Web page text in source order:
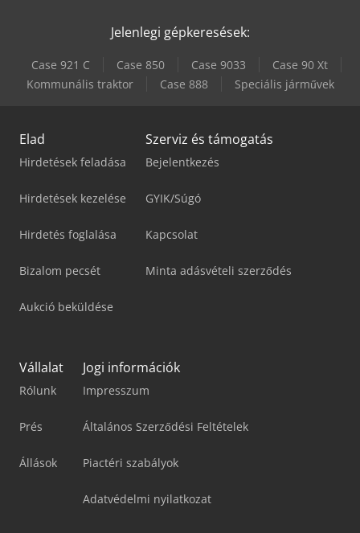
Jelenlegi gépkeresések:
Case 921 C Case 850 Case 9033
Case 90 Xt
Kommunális traktor
Case 888 Speciális járművek
Elad
Hirdetések feladása
Hirdetések kezelése
Hirdetés foglalása
Bizalom pecsét
Aukció beküldése
Szerviz és támogatás
Bejelentkezés
GYIK/Súgó
Kapcsolat
Minta adásvételi szerződés
Vállalat
Rólunk
Prés
Állások
Jogi információk
Impresszum
Általános Szerződési Feltételek
Piactéri szabályok
Adatvédelmi nyilatkozat